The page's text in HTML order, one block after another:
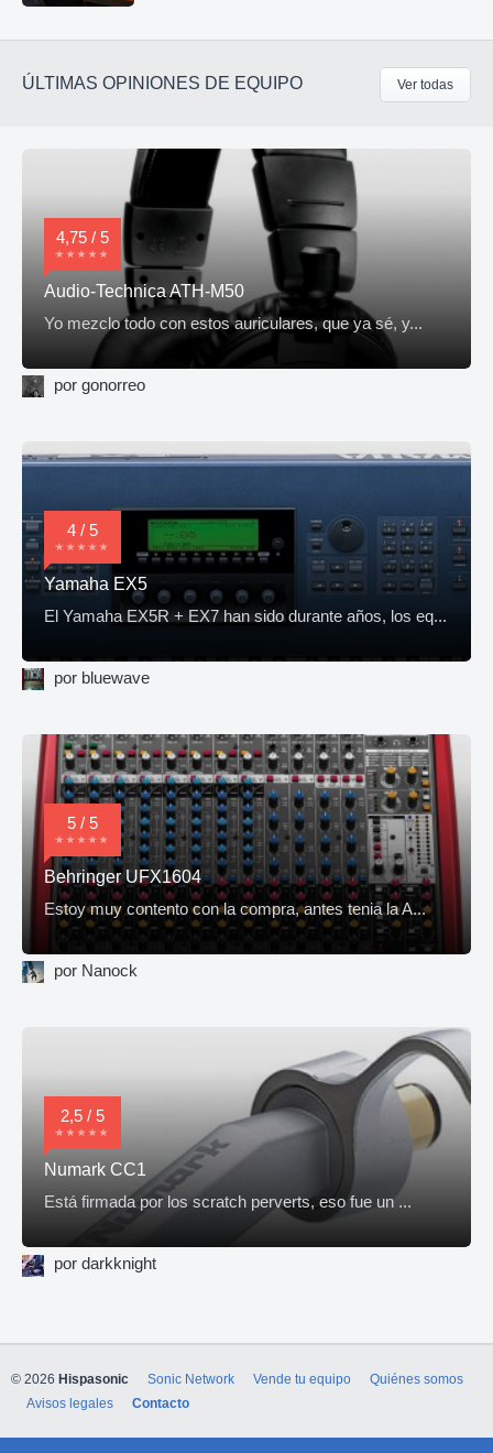
ÚLTIMAS OPINIONES DE EQUIPO Ver todas
4,75 / 5
Audio-Technica ATH-M50
Yo mezclo todo con estos auriculares, que ya sé, y...
por gonorreo
4 / 5
Yamaha EX5
El Yamaha EX5R + EX7 han sido durante años, los eq...
por bluewave
5 / 5
Behringer UFX1604
Estoy muy contento con la compra, antes tenia la A...
por Nanock
2,5 / 5
Numark CC1
Está firmada por los scratch perverts, eso fue un ...
por darkknight
© 2026 Hispasonic Sonic Network Vende tu equipo
Quiénes somos
Avisos legales
Contacto